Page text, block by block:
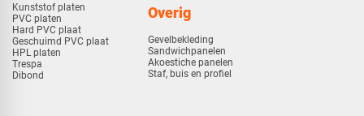
Kunststof platen
PVC platen
Hard PVC plaat
Geschuimd PVC plaat
HPL platen
Trespa
Dibond
Overig
Gevelbekleding
Sandwichpanelen
Akoestiche panelen
Staf, buis en profiel